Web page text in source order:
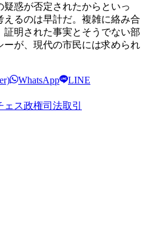
惑が否定されたからといっ
るのは早計だ。複雑に絡み合
明された事実とそうでない部
が、現代の市民には求められ
WhatsApp
LINE
ェス政権司法取引